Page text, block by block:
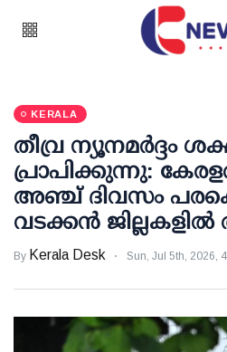
KERALA
തീവ്ര ന്യൂനമര്‍ദ്ദം
പ്രാപിക്കുന്നു:
അഞ്ച് ദിവസം
വടക്കന്‍
By Kerala Desk Sun, Jul 5th, 2026,